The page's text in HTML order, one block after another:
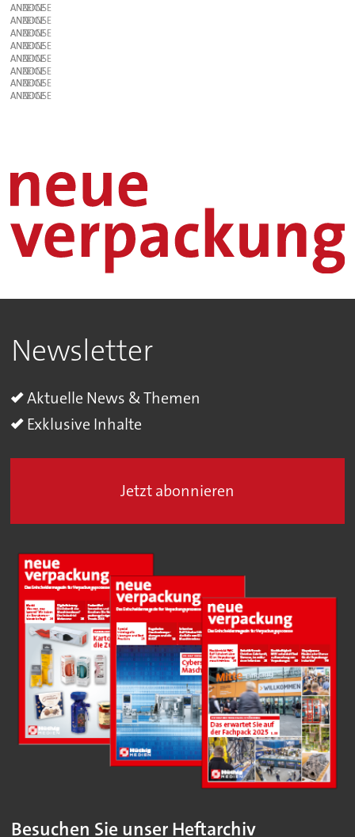
ANZEIGE
ANZEIGE
ANZEIGE
ANZEIGE
ANZEIGE
ANZEIGE
ANZEIGE
ANZEIGE
Newsletter
Aktuelle News & Themen
Exklusive Inhalte
Jetzt abonnieren
Besuchen Sie unser Heftarchiv